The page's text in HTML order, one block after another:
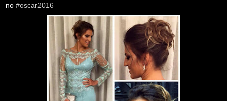
no #oscar2016